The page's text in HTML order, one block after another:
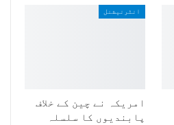
انٹرنیشنل
امریکہ نے چین کے خلاف
پابندیوں کا سلسلہ